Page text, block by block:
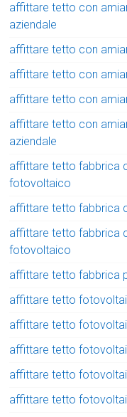
affittare tetto con
aziendale
affittare tetto con
affittare tetto con
affittare tetto con
affittare tetto con
aziendale
affittare tetto fabbrica
fotovoltaico
affittare tetto fabbrica
affittare tetto fabbrica
fotovoltaico
affittare tetto fabbrica
affittare tetto
affittare tetto
affittare tetto
affittare tetto
affittare tetto